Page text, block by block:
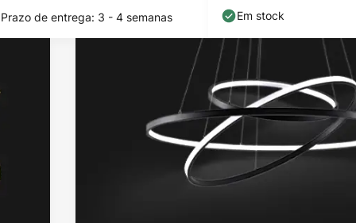
Prazo de entrega: 3 - 4 semanas Em stock